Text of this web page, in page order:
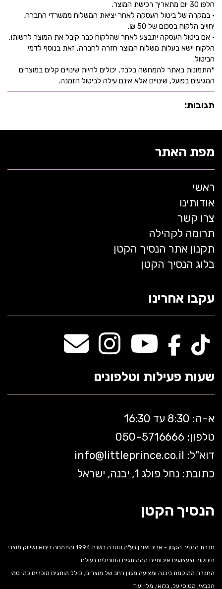
חלפו 30 יום מתאריך רכישת המוצר.
• במקרה של ביטול העסקה לאחר יציאת המשלוח ממשרדי החברה,
יחוייב הלקוח בסכום של 50 ₪.
• אם ביטול העסקה יתבצע לאחר שהלקוח כבר קיבל את המוצר לרשותו,
הלקוח יישא בעלות משלוח המוצר חזרה לחברה, זאת בנוסף לדמי
הביטול.
*התמונות באתר להמחשה בלבד, יכולים להיות שינויים קלים במוצרים
המגיעים בפועל, שינויים אלא אינם עילה לביטול הזמנה.
תגובות:
מפת האתר
ראשי
אודותינו
צרו קשר
תרומה לקהילה
תקנון אתר הנסיך הקטן
בלוג הנסיך הקטן
עקבו אחרינו
שעות פעילות וטלפונים
א-ה: 8:30 עד 16:30
טלפון: 050-5 716666
דוא"ל:
info@littleprince.co.il
כתובת: נחל פולג 1, יבנה, ישראל
הנסיך הקטן
חברת הנסיך הקטן - אביב ואורן בע"מ נוסדה בשנת 1994 ומתמחה ביבוא ושיווק מוצרי
תינוקות וצעצועים איכותיים מהמותגים המובילים בעולם.
החברה ממוקמת ביבנה ומציעה מגוון רחב של מוצרים, כולל מותגים מוכרים כמו סמי
הכבאי, מטוסי על, בלואי, מלי ועוד.